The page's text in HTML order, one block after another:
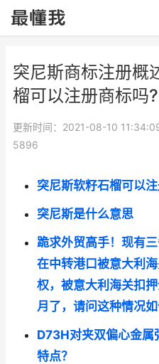
突尼斯商标注册概
榴可以注册商标吗
更新时间：2021-08-10
5896
突尼斯软籽石榴可以
突尼斯是什么意思
跪求外贸高手！现有
在中转港口被意大利
权，被意大利海关扣
月了，请问这种情况如
D73H对夹双偏心金属
特点？